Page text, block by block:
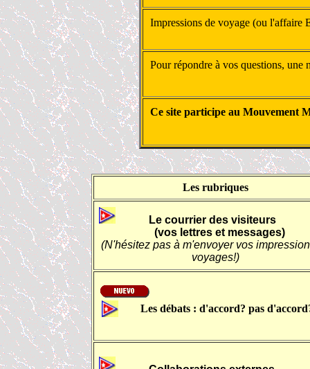
Impressions de voyage (ou l'affaire
Pour répondre à vos questions, une
Ce site participe au Mouvement
Les rubriques
Le courrier des visiteurs
(vos lettres et messages)
(N'hésitez pas à m'envoyer vos
voyages!)
Les débats : d'accord? pas